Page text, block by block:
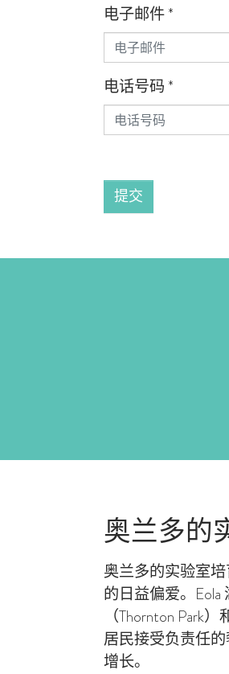
电子邮件*
电话号码 *
提交
奥兰多的
奥兰多的实验室
的日益偏爱。Eola
（Thornton Park
居民接受负责任
增长。